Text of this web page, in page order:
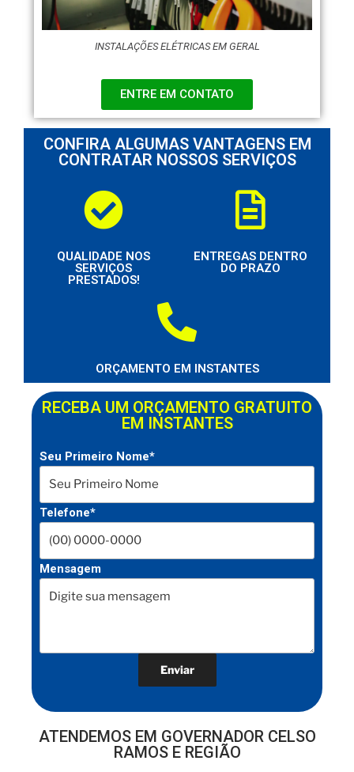
INSTALAÇÕES ELÉTRICAS EM GERAL
ENTRE EM CONTATO
CONFIRA ALGUMAS VANTAGENS EM
CONTRATAR NOSSOS SERVIÇOS
QUALIDADE NOS
SERVIÇOS
PRESTADOS!
ENTREGAS DENTRO
DO PRAZO
ORÇAMENTO EM INSTANTES
RECEBA UM ORÇAMENTO GRATUITO
EM INSTANTES
Seu Primeiro Nome*
Telefone*
Mensagem
ATENDEMOS EM GOVERNADOR CELSO
RAMOS E REGIÃO